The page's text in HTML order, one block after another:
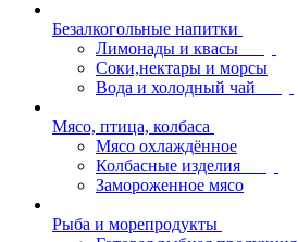
Безалкогольные напитки
Лимонады и квасы
Соки,нектары и морсы
Вода и холодный чай
Мясо, птица, колбаса
Мясо охлаждённое
Колбасные изделия
Замороженное мясо
Рыба и морепродукты